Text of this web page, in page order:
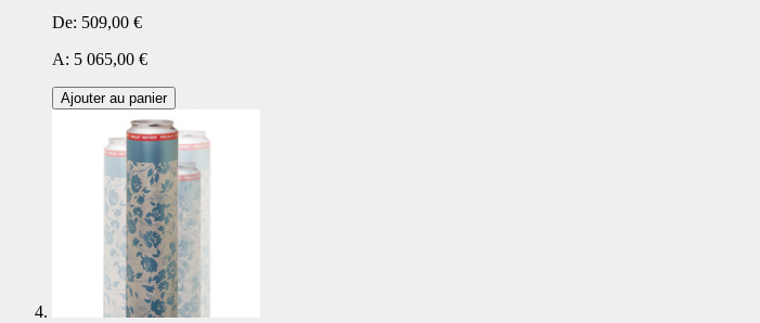
De: 509,00 €
A: 5 065,00 €
Ajouter au panier